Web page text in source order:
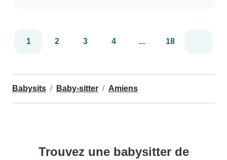
1 2 3 4 ... 18
Babysits Baby-sitter Amiens
Trouvez une babysitter de